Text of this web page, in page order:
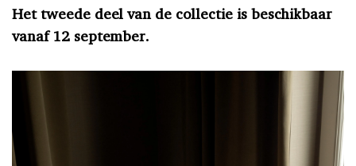
Het tweede deel van de collectie is beschikbaar
vanaf 12 september.